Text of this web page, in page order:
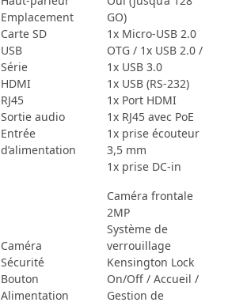
Emplacement
Carte SD
USB
Série
HDMI
RJ45
Sortie audio
Entrée
d’alimentation
GO)
1x Micro-USB 2.0
OTG / 1x USB 2.0 /
1x USB 3.0
1x USB (RS-232)
1x Port HDMI
1x RJ45 avec PoE
1x prise écouteur
3,5 mm
1x prise DC-in
Caméra
Sécurité
Bouton
Alimentation
Caméra frontale
2MP
Système de
verrouillage
Kensington Lock
On/Off / Accueil /
Gestion de